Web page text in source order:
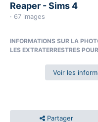
Reaper - Sims 4
· 67 images
INFORMATIONS SUR LA
LES EXTRATERRESTRES
Voir les
Partager